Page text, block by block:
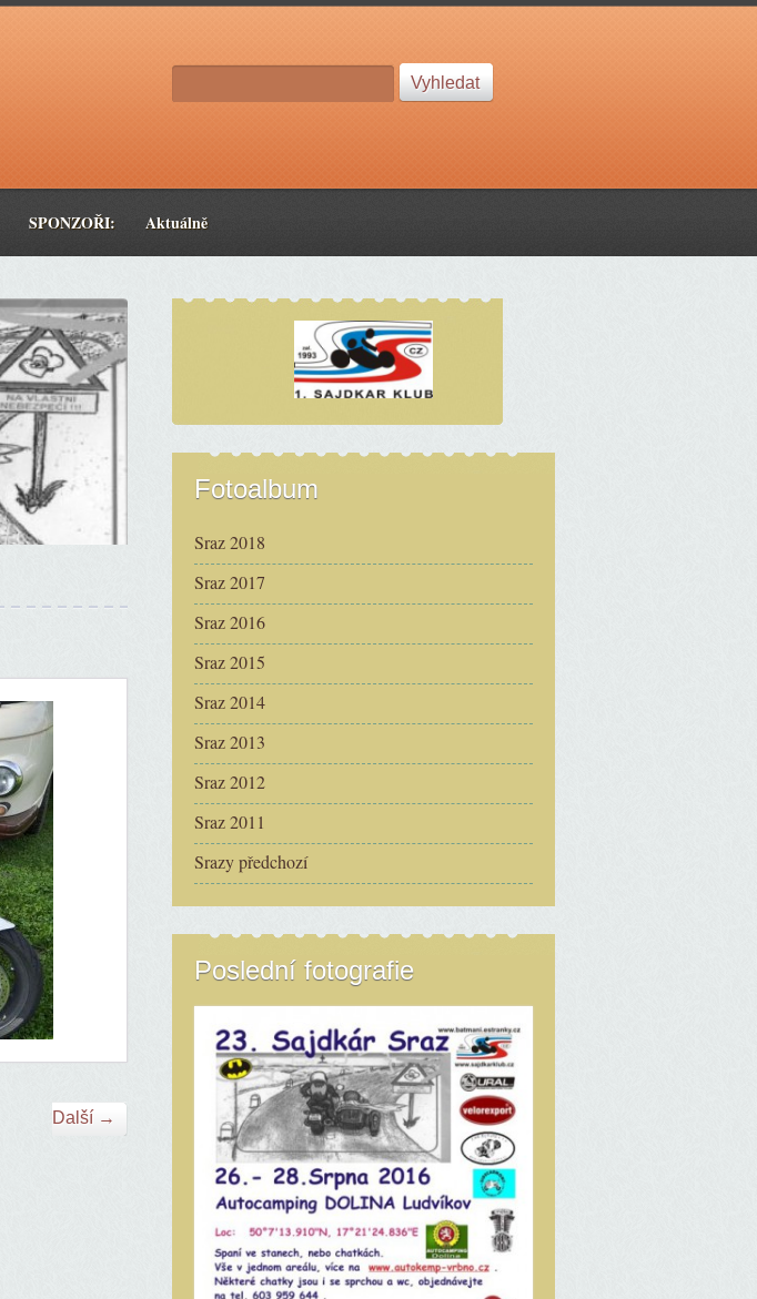
SPONZOŘI: Aktuálně
Další →
Fotoalbum
Sraz 2018
Sraz 2017
Sraz 2016
Sraz 2015
Sraz 2014
Sraz 2013
Sraz 2012
Sraz 2011
Srazy předchozí
Poslední fotografie